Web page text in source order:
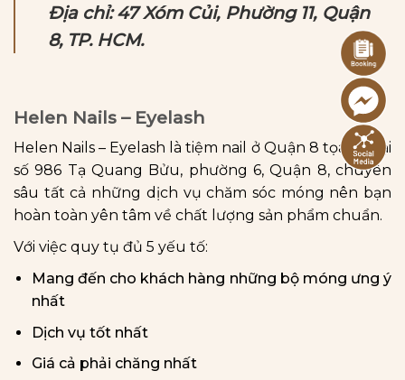
Địa chỉ: 47 Xóm Củi, Phường 11, Quận
8, TP. HCM.
Helen Nails – Eyelash
Helen Nails – Eyelash là tiệm nail ở Quận 8 tọa lạc tại
số 986 Tạ Quang Bửu, phường 6, Quận 8, chuyên
sâu tất cả những dịch vụ chăm sóc móng nên bạn
hoàn toàn yên tâm về chất lượng sản phẩm chuẩn.
Với việc quy tụ đủ 5 yếu tố:
Mang đến cho khách hàng những bộ móng ưng ý
nhất
Dịch vụ tốt nhất
Giá cả phải chăng nhất